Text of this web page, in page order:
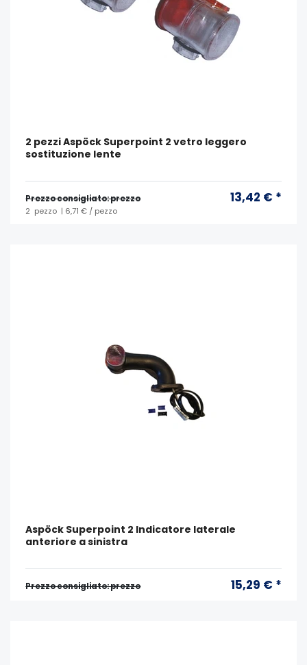
2 pezzi Aspöck Superpoint 2 vetro leggero
sostituzione lente
Prezzo consigliato: prezzo 13,42 € *
2 pezzo | 6,71 € / pezzo
Aspöck Superpoint 2 Indicatore laterale
anteriore a sinistra
Prezzo consigliato: prezzo 15,29 € *